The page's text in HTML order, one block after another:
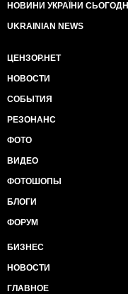
НОВИНИ УКРАЇНИ СЬОГОДНІ
UKRAINIAN NEWS
ЦЕНЗОР.НЕТ
НОВОСТИ
СОБЫТИЯ
РЕЗОНАНС
ФОТО
ВИДЕО
ФОТОШОПЫ
БЛОГИ
ФОРУМ
БИЗНЕС
НОВОСТИ
ГЛАВНОЕ